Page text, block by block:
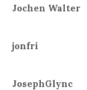
Jochen Walter
jonfri
JosephGlync